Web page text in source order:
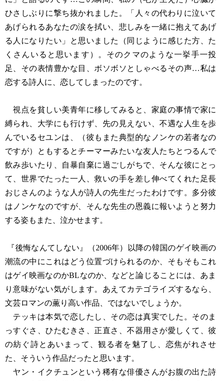
ひさしぶりに撃ち抜かれました。「人々の代わりに泣いて
あげられるあなたの涙を拭い、悲しみを一緒に抱えてあげ
る人になりたい」と思いました（同じように感じた方、た
くさんいると思います）。そのクマのような一挙手一投
足、その表情豊かな目、ボソボソとしゃべるその声…私は
恋する詩人に、恋してしまったのです。
視点を貧しい美青年に移してみると、家庭の事情で家に
縛られ、大学にも行けず、先の見えない、不遇な人生を歩
んでいるセユンは、（彼もまた典型的なノンケの若者なの
ですが）ともするとチーマーみたいな友人たちとつるんで
飲み歩いたり、自暴自棄に過ごしがちで、そんな彼にとっ
て、世界でたった一人、救いの手を差し伸べてくれた足長
おじさんのような人が詩人の先生だったわけです。多分彼
はノンケなのですが、そんな先生の恩義に報いようと努力
する姿もまた、泣かせます。
『後悔なんてしない』（2006年）以降の韓国のゲイ映画の
潮流の中にこれはどう位置づけられるのか、そもそもこれ
はゲイ映画なのかBLなのか、などと論じることには、あま
り意味がない気がします。あえてカテゴライズするなら、
文芸ロマンの薫り高い作品、ではないでしょうか。
テッキは本気で恋したし、その恋は真実でした。そのま
っすぐさ、ひたむきさ、正直さ、不器用さが愛しくて、彼
の紡ぐ詩とあいまって、観る者を魅了し、恋焦がれさせ
た、そういう作品だったと思います。
ヤン・イクチュンという稀有な俳優さんがお腹の出た詩